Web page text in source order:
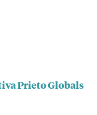
Prieto Globals